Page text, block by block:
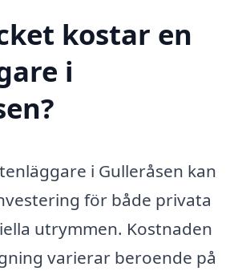
kostar en
i
i Gulleråsen kan
för både privata
utrymmen. Kostnaden
varierar beroende på